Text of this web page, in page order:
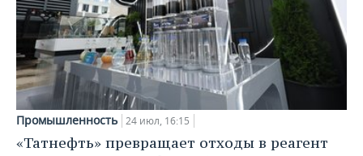
Промышленность 24 июл, 16:15
«Татнефть» превращает отходы в реагент